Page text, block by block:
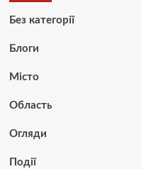
Без категорії
Блоги
Місто
Область
Огляди
Події